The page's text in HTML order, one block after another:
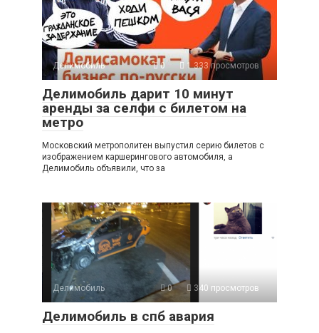
Делимобиль 0 1 333 просмотров
Делимобиль дарит 10 минут
аренды за селфи с билетом на
метро
Московский метрополитен выпустил серию билетов с
изображением каршерингового автомобиля, а
Делимобиль объявили, что за
Делимобиль 0 340 просмотров
Делимобиль в спб авария